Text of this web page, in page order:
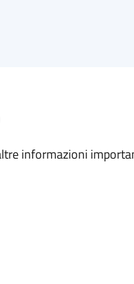
informazioni